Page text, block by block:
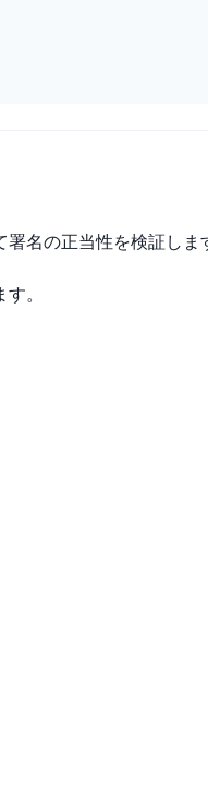
署名の正当性を検証しま
。